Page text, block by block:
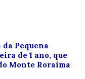
Pequena
de 1 ano, que
Monte Roraima